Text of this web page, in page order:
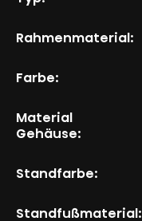
Rahmenmaterial:
Farbe:
Material
Gehäuse:
Standfarbe:
Standfußmaterial: